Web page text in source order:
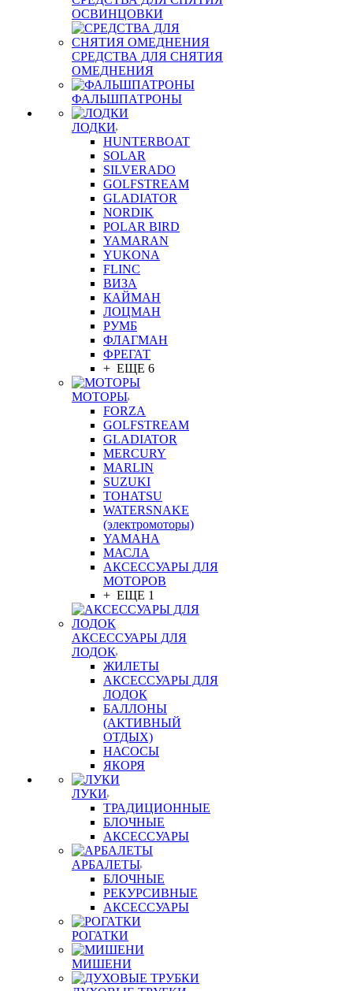
ОСВИНЦОВКИ
СРЕДСТВА ДЛЯ СНЯТИЯ
ОМЕДНЕНИЯ
ФАЛЬШПАТРОНЫ
ЛОДКИ
HUNTERBOAT
SOLAR
SILVERADO
GOLFSTREAM
GLADIATOR
NORDIK
POLAR BIRD
YAMARAN
YUKONA
FLINC
ВИЗА
КАЙМАН
ЛОЦМАН
РУМБ
ФЛАГМАН
ФРЕГАТ
+ ЕЩЕ 6
МОТОРЫ
FORZA
GOLFSTREAM
GLADIATOR
MERCURY
MARLIN
SUZUKI
TOHATSU
WATERSNAKE
(электромоторы)
YAMAHA
МАСЛА
АКСЕССУАРЫ ДЛЯ
МОТОРОВ
+ ЕЩЕ 1
АКСЕССУАРЫ ДЛЯ
ЛОДОК
ЖИЛЕТЫ
АКСЕССУАРЫ ДЛЯ
ЛОДОК
БАЛЛОНЫ
(АКТИВНЫЙ
ОТДЫХ)
НАСОСЫ
ЯКОРЯ
ЛУКИ
ТРАДИЦИОННЫЕ
БЛОЧНЫЕ
АКСЕССУАРЫ
АРБАЛЕТЫ
БЛОЧНЫЕ
РЕКУРСИВНЫЕ
АКСЕССУАРЫ
РОГАТКИ
МИШЕНИ